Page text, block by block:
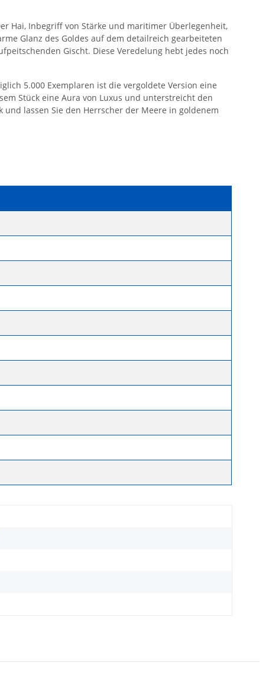
Hai, Inbegriff von Stärke und maritimer Überlegenheit,
Glanz des Goldes auf dem detailreich gearbeiteten
Gischt. Diese Veredelung hebt jedes noch
5.000 Exemplaren ist die vergoldete Version eine
Stück eine Aura von Luxus und unterstreicht den
lassen Sie den Herrscher der Meere in goldenem